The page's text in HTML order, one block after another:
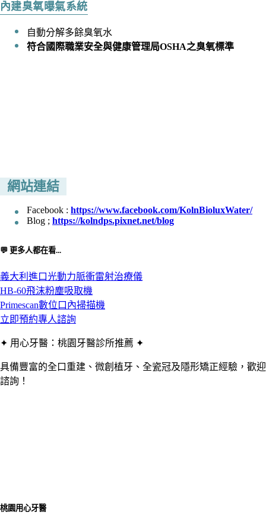
內建臭氧曝氣系統
自動分解多餘臭氧水
符合國際職業安全與健康管理局OSHA之臭氧標準
網站連結
Facebook : https://www.facebook.com/KolnBioluxWater/
Blog ; https://kolndps.pixnet.net/blog
💬 更多人都在看...
義大利進口光動力脈衝雷射治療儀
HB-60飛沫粉塵吸取機
Primescan數位口內掃描機
立即預約專人諮詢
✦ 用心牙醫：桃園牙醫診所推薦 ✦
具備豐富的全口重建、微創植牙、全瓷冠及隱形矯正經驗，歡迎
諮詢！
桃園用心牙醫